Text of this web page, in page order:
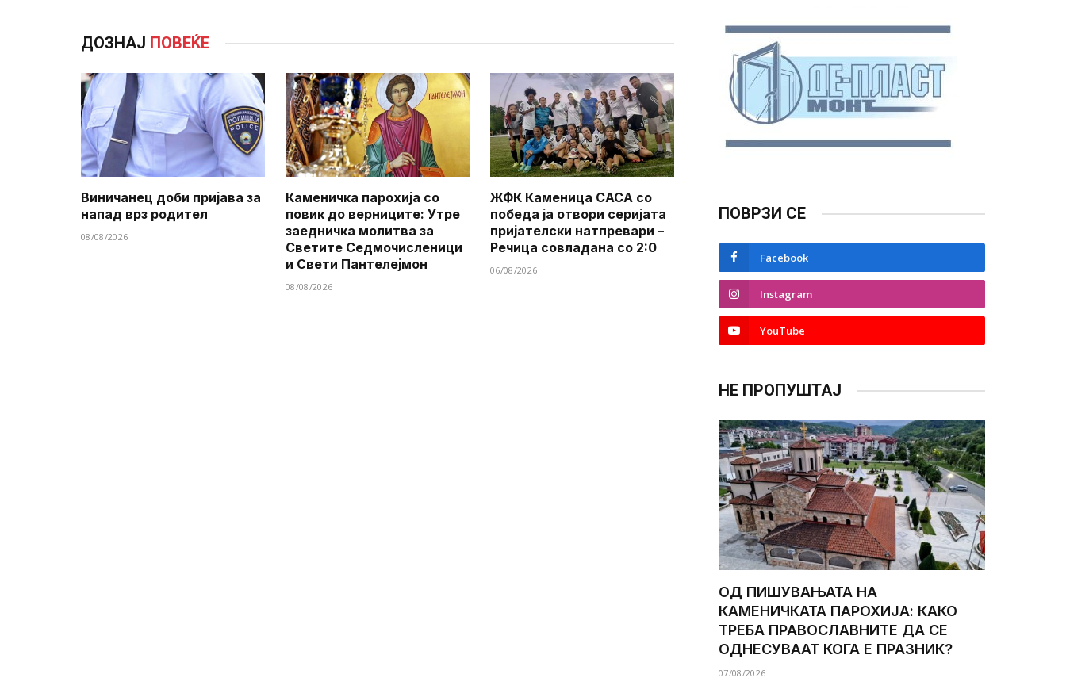
ДОЗНАЈ ПОВЕЌЕ
Виничанец доби пријава за
напад врз родител
08/08/2026
Каменичка парохија со
повик до верниците: Утре
заедничка молитва за
Светите Седмочисленици
и Свети Пантелејмон
08/08/2026
ЖФК Каменица САСА со
победа ја отвори серијата
пријателски натпревари –
Речица совладана со 2:0
06/08/2026
ПОВРЗИ СЕ
Facebook
Instagram
YouTube
НЕ ПРОПУШТАЈ
ОД ПИШУВАЊАТА НА
КАМЕНИЧКАТА ПАРОХИЈА: КАКО
ТРЕБА ПРАВОСЛАВНИТЕ ДА СЕ
ОДНЕСУВААТ КОГА Е ПРАЗНИК?
07/08/2026